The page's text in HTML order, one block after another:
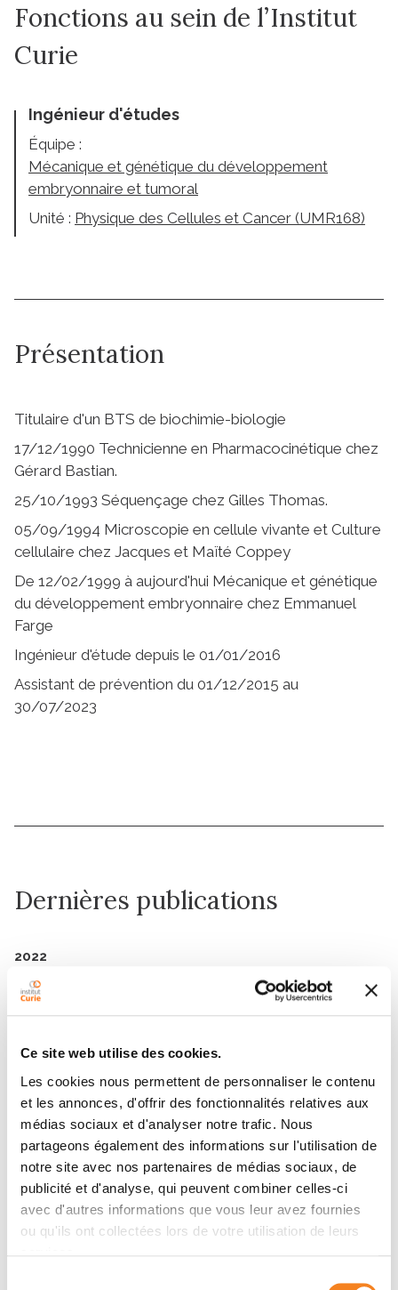
Ce site web utilise des cookies.
Les cookies nous permettent de personnaliser le contenu
et les annonces, d'offrir des fonctionnalités relatives aux
médias sociaux et d'analyser notre trafic. Nous
partageons également des informations sur l'utilisation de
notre site avec nos partenaires de médias sociaux, de
publicité et d'analyse, qui peuvent combiner celles-ci
avec d'autres informations que vous leur avez fournies
ou qu'ils ont collectées lors de votre utilisation de leurs
Fonctions au sein de l’Institut
Curie
Ingénieur d'études
Équipe :
Mécanique et génétique du développement
embryonnaire et tumoral
Unité : Physique des Cellules et Cancer (UMR168)
Présentation
Titulaire d'un BTS de biochimie-biologie
17/12/1990 Technicienne en Pharmacocinétique chez
Gérard Bastian.
25/10/1993 Séquençage chez Gilles Thomas.
05/09/1994 Microscopie en cellule vivante et Culture
cellulaire chez Jacques et Maïté Coppey
De 12/02/1999 à aujourd'hui Mécanique et génétique
du développement embryonnaire chez Emmanuel
Farge
Ingénieur d'étude depuis le 01/01/2016
Assistant de prévention du 01/12/2015 au
30/07/2023
Dernières publications
2022
Mechano-biochemical marine stimulation of
inversion, gastrulation, and endomesoderm
specification in multicellular Eukaryota
01/12/2022
2020
Evolutionary Emergence of First Animal
Organisms Triggered by Environmental
Mechano-Biochemical Marine Stimulation
2013
Evolutionary conservation of early